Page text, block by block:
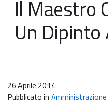
Il Maestro
Un Dipinto
26 Aprile 2014
Pubblicato in Amministrazione